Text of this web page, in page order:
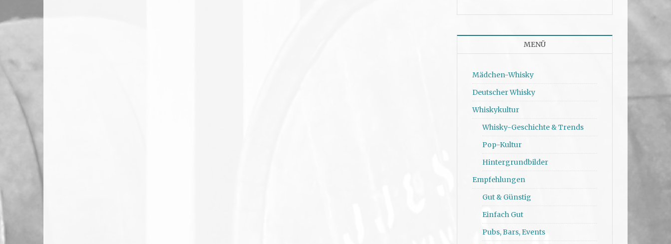
MENÜ
Mädchen-Whisky
Deutscher Whisky
Whiskykultur
Whisky-Geschichte & Trends
Pop-Kultur
Hintergrundbilder
Empfehlungen
Gut & Günstig
Einfach Gut
Pubs, Bars, Events